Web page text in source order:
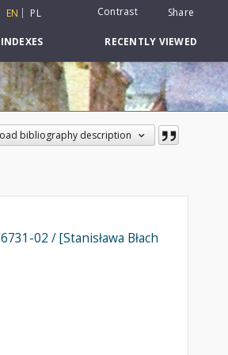
EN PL Contrast Share
INDEXES RECENTLY VIEWED
bibliography description
02 / [Stanisława Błach